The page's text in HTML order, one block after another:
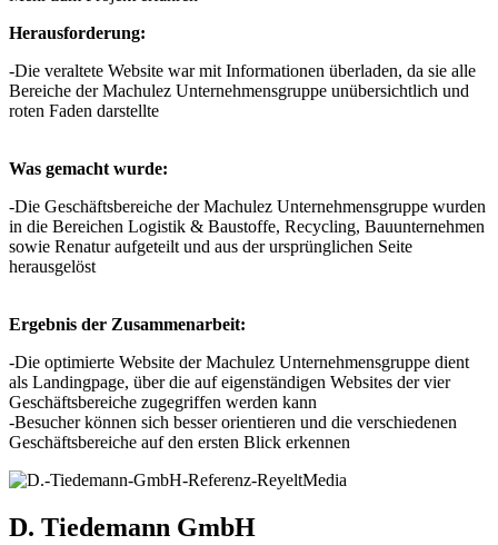
Herausforderung:
-Die veraltete Website war mit Informationen überladen, da sie alle
Bereiche der Machulez Unternehmensgruppe unübersichtlich und
roten Faden darstellte
Was gemacht wurde:
-Die Geschäftsbereiche der Machulez Unternehmensgruppe wurden
in die Bereichen Logistik & Baustoffe, Recycling, Bauunternehmen
sowie Renatur aufgeteilt und aus der ursprünglichen Seite
herausgelöst
Ergebnis der Zusammenarbeit:
-Die optimierte Website der Machulez Unternehmensgruppe dient
als Landingpage, über die auf eigenständigen Websites der vier
Geschäftsbereiche zugegriffen werden kann
-Besucher können sich besser orientieren und die verschiedenen
Geschäftsbereiche auf den ersten Blick erkennen
D. Tiedemann GmbH